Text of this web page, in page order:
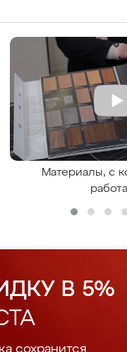
Материалы, с
В 5%
сохранится.